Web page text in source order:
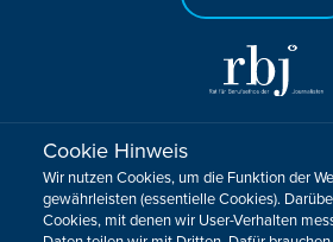
Sie haben noch Fragen oder
KONTAKTIEREN SIE
Cookie Hinweis
Wir nutzen Cookies, um die Funktion der
gewährleisten (essentielle Cookies).
Cookies, mit denen wir User-Verhalten